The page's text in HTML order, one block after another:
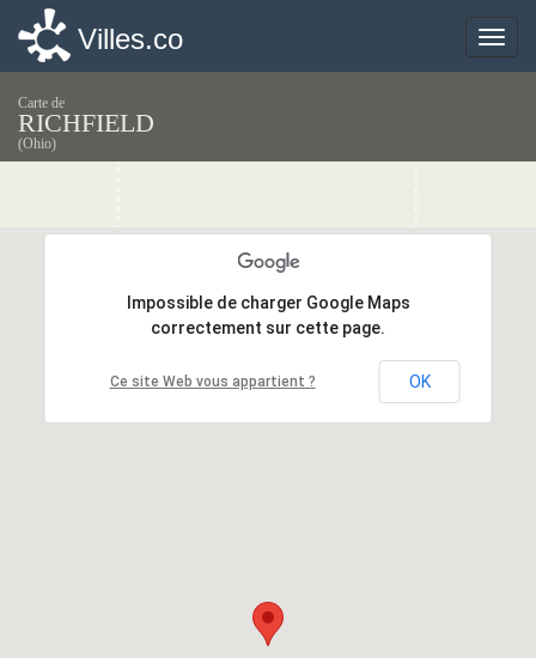
Toggle
Villes.co
Carte de
RICHFIELD
(Ohio)
Impossible de charger Google Maps
correctement sur cette page.
Ce site Web vous appartient ? OK
Impossible de charger Google Maps
correctement sur cette page.
Ce site Web vous appartient ? OK
Toggle
Villes.co